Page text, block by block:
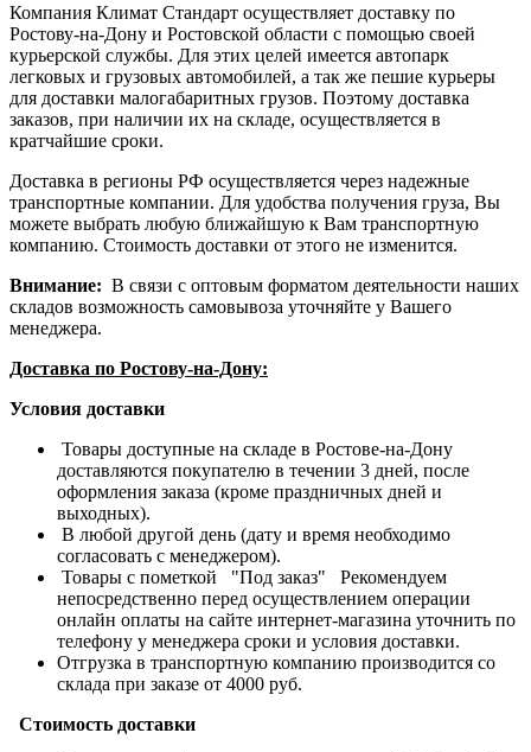
Компания Климат Стандарт осуществляет доставку по
Ростову-на-Дону и Ростовской области с помощью своей
курьерской службы. Для этих целей имеется автопарк
легковых и грузовых автомобилей, а так же пешие курьеры
для доставки малогабаритных грузов. Поэтому доставка
заказов, при наличии их на складе, осуществляется в
кратчайшие сроки.
Доставка в регионы РФ осуществляется через надежные
транспортные компании. Для удобства получения груза, Вы
можете выбрать любую ближайшую к Вам транспортную
компанию. Стоимость доставки от этого не изменится.
Внимание: В связи с оптовым форматом деятельности наших
складов возможность самовывоза уточняйте у Вашего
менеджера.
Доставка по Ростову-на-Дону:
Условия доставки
Товары доступные на складе в Ростове-на-Дону
доставляются покупателю в течении 3 дней, после
оформления заказа (кроме праздничных дней и
выходных).
В любой другой день (дату и время необходимо
согласовать с менеджером).
Товары с пометкой "Под заказ" Рекомендуем
непосредственно перед осуществлением операции
онлайн оплаты на сайте интернет-магазина уточнить по
телефону у менеджера сроки и условия доставки.
Отгрузка в транспортную компанию производится со
склада при заказе от 4000 руб.
Стоимость доставки